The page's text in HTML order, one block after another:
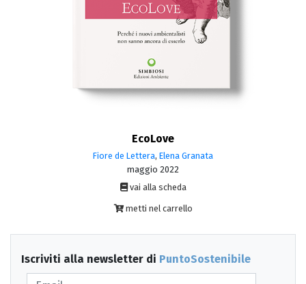
EcoLove
Fiore de Lettera, Elena Granata
maggio 2022
vai alla scheda
metti nel carrello
Iscriviti alla newsletter di PuntoSostenibile